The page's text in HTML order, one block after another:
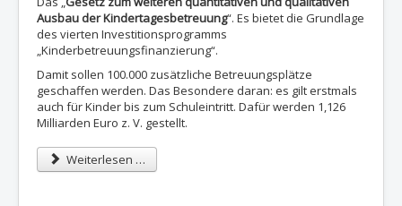
Ausbau der Kindertagesbetreuung“. Es bietet die Grundlage
des vierten Investitionsprogramms
„Kinderbetreuungsfinanzierung“.
Damit sollen 100.000 zusätzliche Betreuungsplätze
geschaffen werden. Das Besondere daran: es gilt erstmals
auch für Kinder bis zum Schuleintritt. Dafür werden 1,126
Milliarden Euro z. V. gestellt.
Weiterlesen …